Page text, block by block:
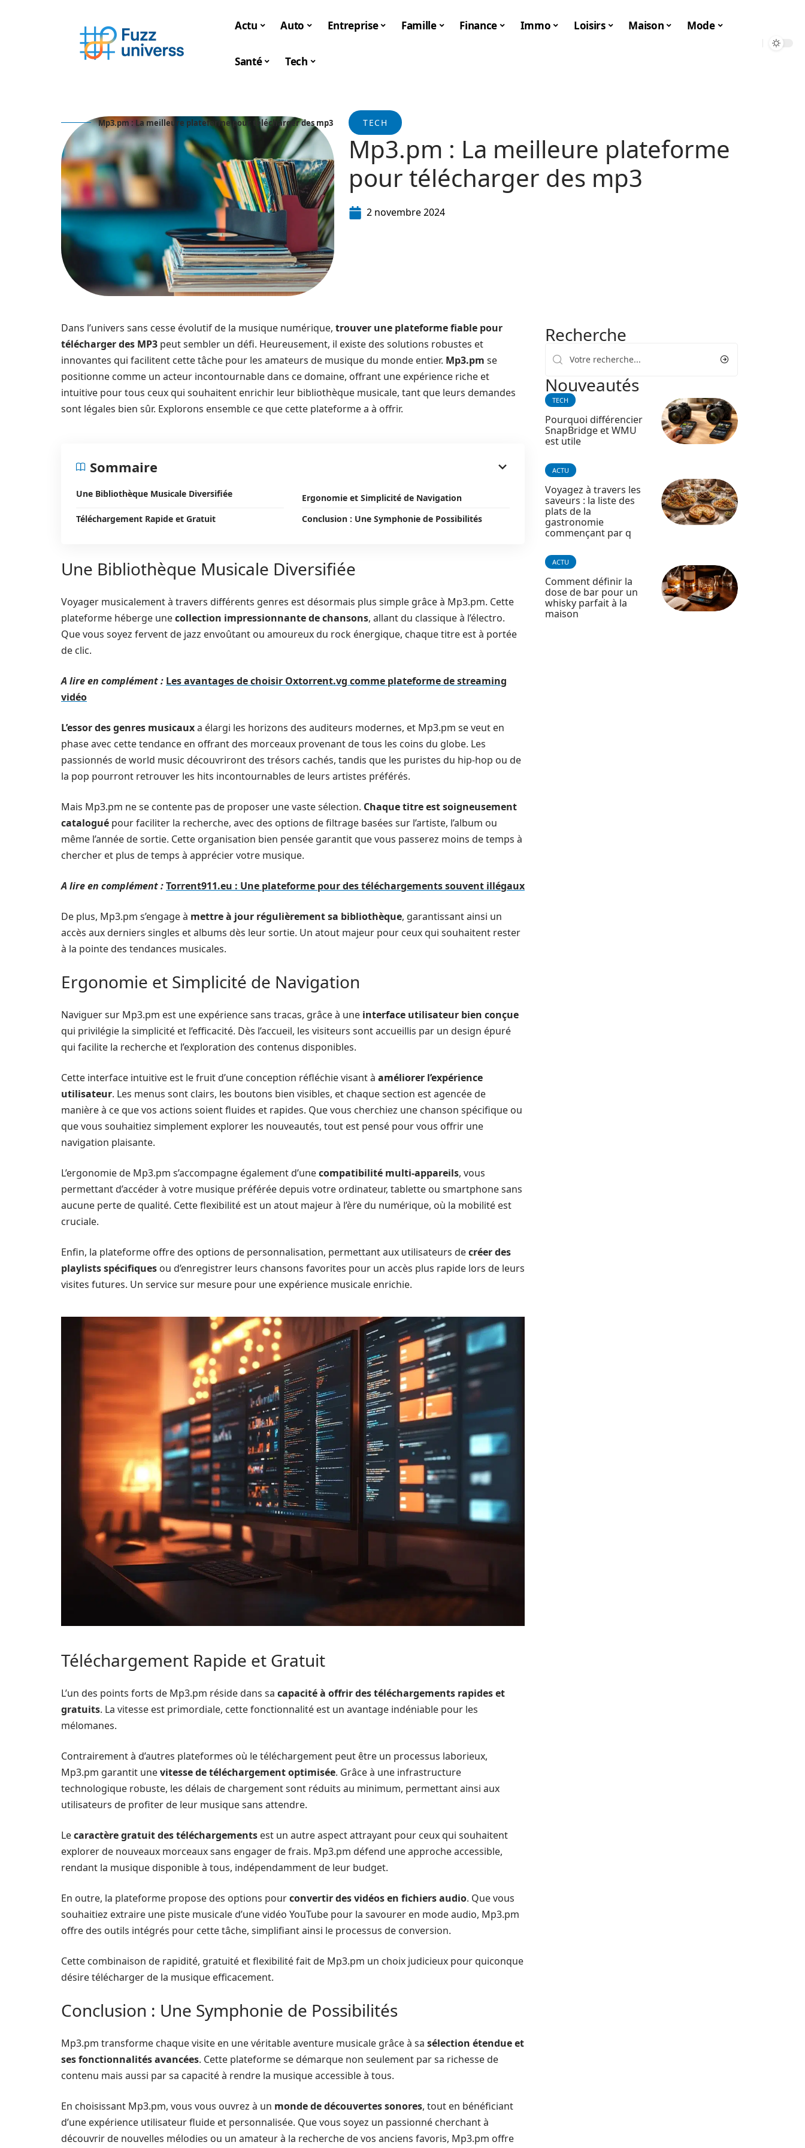
Actu Auto Entreprise Famille Finance Immo Loisirs Maison Mode
Santé Tech
Mp3.pm : La meilleure plateforme pour télécharger des mp3 TECH
Mp3.pm : La meilleure plateforme
pour télécharger des mp3
2 novembre 2024
Dans l’univers sans cesse évolutif de la musique numérique, trouver une plateforme fiable pour
télécharger des MP3 peut sembler un défi. Heureusement, il existe des solutions robustes et
innovantes qui facilitent cette tâche pour les amateurs de musique du monde entier. Mp3.pm se
positionne comme un acteur incontournable dans ce domaine, offrant une expérience riche et
intuitive pour tous ceux qui souhaitent enrichir leur bibliothèque musicale, tant que leurs demandes
sont légales bien sûr. Explorons ensemble ce que cette plateforme a à offrir.
Sommaire
Une Bibliothèque Musicale Diversifiée
Ergonomie et Simplicité de Navigation
Téléchargement Rapide et Gratuit
Conclusion : Une Symphonie de Possibilités
Une Bibliothèque Musicale Diversifiée
Voyager musicalement à travers différents genres est désormais plus simple grâce à Mp3.pm. Cette
plateforme héberge unecollection impressionnante de chansons, allant du classique à l’électro.
Que vous soyez fervent de jazz envoûtant ou amoureux du rock énergique, chaque titre est à portée
de clic.
A lire en complément : Les avantages de choisir Oxtorrent.vg comme plateforme de streaming
vidéo
L’essor des genres musicauxa élargi les horizons des auditeurs modernes, et Mp3.pm se veut en
phase avec cette tendance en offrant des morceaux provenant de tous les coins du globe. Les
passionnés de world music découvriront des trésors cachés, tandis que les puristes du hip-hop ou de
la pop pourront retrouver les hits incontournables de leurs artistes préférés.
Mais Mp3.pm ne se contente pas de proposer une vaste sélection. Chaque titre est soigneusement
catalogué pour faciliter la recherche, avec des options de filtrage basées sur l’artiste, l’album ou
même l’année de sortie. Cette organisation bien pensée garantit que vous passerez moins de temps à
chercher et plus de temps à apprécier votre musique.
A lire en complément :Torrent911.eu : Une plateforme pour des téléchargements souvent illégaux
De plus, Mp3.pm s’engage à mettre à jour régulièrement sa bibliothèque, garantissant ainsi un
accès aux derniers singles et albums dès leur sortie. Un atout majeur pour ceux qui souhaitent rester
à la pointe des tendances musicales.
Ergonomie et Simplicité de Navigation
Naviguer sur Mp3.pm est une expérience sans tracas, grâce à une interface utilisateur bien conçue
qui privilégie la simplicité et l’efficacité. Dès l’accueil, les visiteurs sont accueillis par un design épuré
qui facilite la recherche et l’exploration des contenus disponibles.
Cette interface intuitive est le fruit d’une conception réfléchie visant à améliorer l’expérience
utilisateur. Les menus sont clairs, les boutons bien visibles, et chaque section est agencée de
manière à ce que vos actions soient fluides et rapides. Que vous cherchiez une chanson spécifique ou
que vous souhaitiez simplement explorer les nouveautés, tout est pensé pour vous offrir une
navigation plaisante.
L’ergonomie de Mp3.pm s’accompagne également d’unecompatibilité multi-appareils, vous
permettant d’accéder à votre musique préférée depuis votre ordinateur, tablette ou smartphone sans
aucune perte de qualité. Cette flexibilité est un atout majeur à l’ère du numérique, où la mobilité est
cruciale.
Enfin, la plateforme offre des options de personnalisation, permettant aux utilisateurs decréer des
playlists spécifiques ou d’enregistrer leurs chansons favorites pour un accès plus rapide lors de leurs
visites futures. Un service sur mesure pour une expérience musicale enrichie.
Téléchargement Rapide et Gratuit
L’un des points forts de Mp3.pm réside dans sa capacité à offrir des téléchargements rapides et
gratuits. La vitesse est primordiale, cette fonctionnalité est un avantage indéniable pour les
mélomanes.
Contrairement à d’autres plateformes où le téléchargement peut être un processus laborieux,
Mp3.pm garantit unevitesse de téléchargement optimisée. Grâce à une infrastructure
technologique robuste, les délais de chargement sont réduits au minimum, permettant ainsi aux
utilisateurs de profiter de leur musique sans attendre.
Lecaractère gratuit des téléchargements est un autre aspect attrayant pour ceux qui souhaitent
explorer de nouveaux morceaux sans engager de frais. Mp3.pm défend une approche accessible,
rendant la musique disponible à tous, indépendamment de leur budget.
En outre, la plateforme propose des options pourconvertir des vidéos en fichiers audio. Que vous
souhaitiez extraire une piste musicale d’une vidéo YouTube pour la savourer en mode audio, Mp3.pm
offre des outils intégrés pour cette tâche, simplifiant ainsi le processus de conversion.
Cette combinaison de rapidité, gratuité et flexibilité fait de Mp3.pm un choix judicieux pour quiconque
désire télécharger de la musique efficacement.
Conclusion : Une Symphonie de Possibilités
Mp3.pm transforme chaque visite en une véritable aventure musicale grâce à sa sélection étendue et
ses fonctionnalités avancées. Cette plateforme se démarque non seulement par sa richesse de
contenu mais aussi par sa capacité à rendre la musique accessible à tous.
En choisissant Mp3.pm, vous vous ouvrez à un monde de découvertes sonores, tout en bénéficiant
d’une expérience utilisateur fluide et personnalisée. Que vous soyez un passionné cherchant à
découvrir de nouvelles mélodies ou un amateur à la recherche de vos anciens favoris, Mp3.pm offre
Recherche
Nouveautés
TECH
Pourquoi différencier
SnapBridge et WMU
est utile
ACTU
Voyagez à travers les
saveurs : la liste des
plats de la
gastronomie
commençant par q
ACTU
Comment définir la
dose de bar pour un
whisky parfait à la
maison